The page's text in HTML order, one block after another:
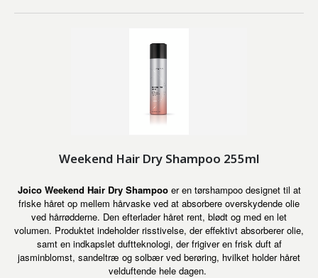
Weekend Hair Dry Shampoo 255ml
Joico Weekend Hair Dry Shampoo er en tørshampoo designet til at
friske håret op mellem hårvaske ved at absorbere overskydende olie
ved hårrødderne. Den efterlader håret rent, blødt og med en let
volumen. Produktet indeholder risstivelse, der effektivt absorberer olie,
samt en indkapslet duftteknologi, der frigiver en frisk duft af
jasminblomst, sandeltræ og solbær ved berøring, hvilket holder håret
velduftende hele dagen.